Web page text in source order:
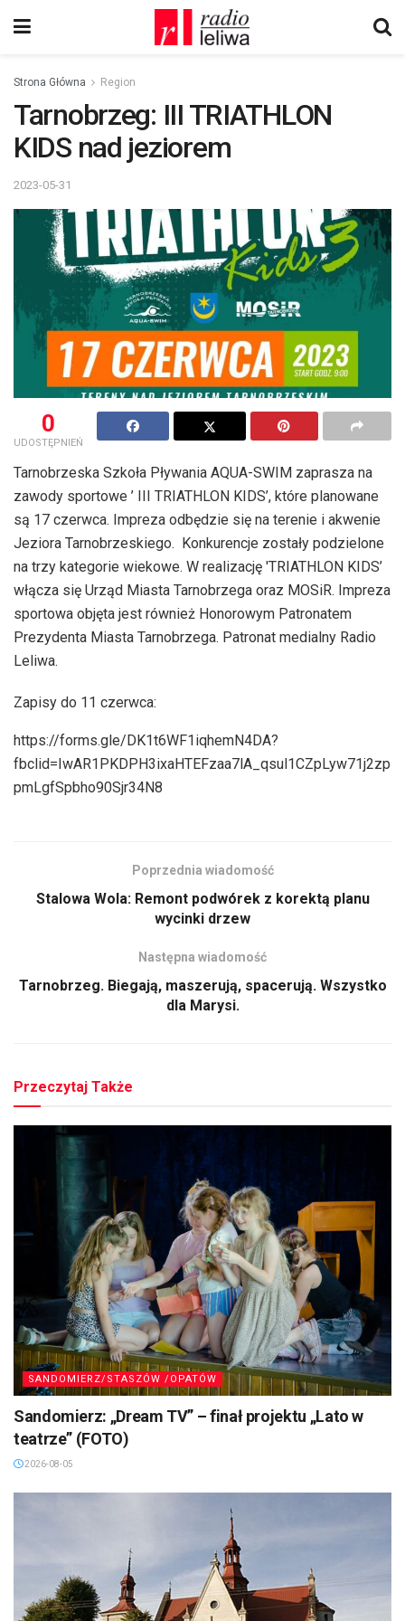
Strona Główna Region
Tarnobrzeg: III TRIATHLON
KIDS nad jeziorem
2023-05-31
0
UDOSTĘPNIEŃ
Tarnobrzeska Szkoła Pływania AQUA-SWIM zaprasza na
zawody sportowe ’ III TRIATHLON KIDS’, które planowane
są 17 czerwca. Impreza odbędzie się na terenie i akwenie
Jeziora Tarnobrzeskiego. Konkurencje zostały podzielone
na trzy kategorie wiekowe. W realizację 'TRIATHLON KIDS’
włącza się Urząd Miasta Tarnobrzega oraz MOSiR. Impreza
sportowa objęta jest również Honorowym Patronatem
Prezydenta Miasta Tarnobrzega. Patronat medialny Radio
Leliwa.
Zapisy do 11 czerwca:
https://forms.gle/DK1t6WF1iqhemN4DA?
fbclid=IwAR1PKDPH3ixaHTEFzaa7lA_qsul1CZpLyw71j2zp
pmLgfSpbho90Sjr34N8
Poprzednia wiadomość
Stalowa Wola: Remont podwórek z korektą planu
wycinki drzew
Następna wiadomość
Tarnobrzeg. Biegają, maszerują, spacerują. Wszystko
dla Marysi.
Przeczytaj Także
SANDOMIERZ/STASZÓW /OPATÓW
Sandomierz: „Dream TV” – finał projektu „Lato w
teatrze” (FOTO)
2026-08-05